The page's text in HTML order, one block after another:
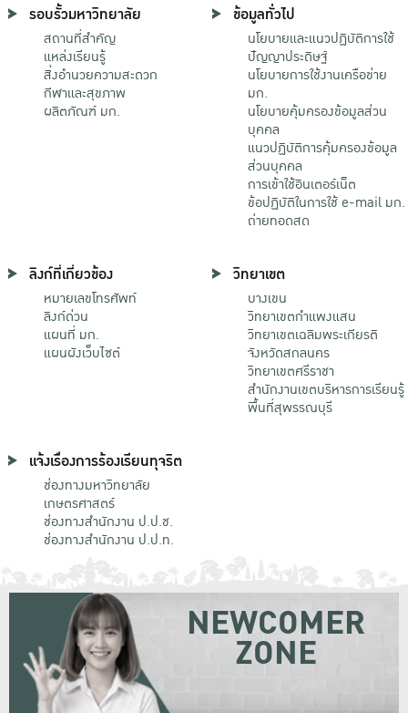
รอบรั้วมหาวิทยาลัย
สถานที่สำคัญ
แหล่งเรียนรู้
สิ่งอำนวยความสะดวก
กีฬาและสุขภาพ
ผลิตภัณฑ์ มก.
ข้อมูลทั่วไป
นโยบายและแนวปฏิบัติการใช้
ปัญญาประดิษฐ์
นโยบายการใช้งานเครือข่าย
มก.
นโยบายคุ้มครองข้อมูลส่วน
บุคคล
แนวปฏิบัติการคุ้มครองข้อมูล
ส่วนบุคคล
การเข้าใช้อินเตอร์เน็ต
ข้อปฏิบัติในการใช้ e-mail มก.
ถ่ายทอดสด
ลิงก์ที่เกี่ยวข้อง
หมายเลขโทรศัพท์
ลิงก์ด่วน
แผนที่ มก.
แผนผังเว็บไซต์
วิทยาเขต
บางเขน
วิทยาเขตกําแพงแสน
วิทยาเขตเฉลิมพระเกียรติ
จังหวัดสกลนคร
วิทยาเขตศรีราชา
สำนักงานเขตบริหารการเรียนรู้
พื้นที่สุพรรณบุรี
แจ้งเรื่องการร้องเรียนทุจริต
ช่องทางมหาวิทยาลัย
เกษตรศาสตร์
ช่องทางสำนักงาน ป.ป.ช.
ช่องทางสำนักงาน ป.ป.ท.
NEWCOMER
ZONE